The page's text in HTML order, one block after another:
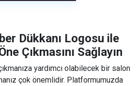
Dükkanı Logosu ile
Çıkmasını Sağlayın
yardımcı olabilecek bir salon
çok önemlidir. Platformumuzda